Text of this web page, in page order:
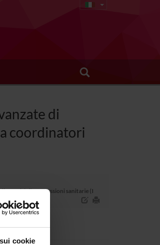
cookie
di
coordinatori
delle professioni sanitarie (I